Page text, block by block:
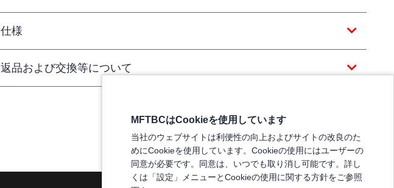
仕様
返品および交換等について
MFTBCはCookieを使用しています
当社のウェブサイトは利便性の向上およびサイトの改良のた
めにCookieを使用しています。Cookieの使用にはユーザーの
同意が必要です。同意は、いつでも取り消し可能です。詳し
くは「設定」メニューとCookieの使用に関する方針をご参照